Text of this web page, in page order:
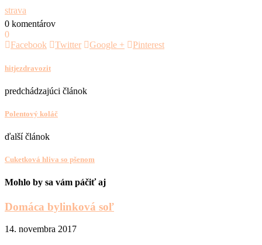
strava
0 komentárov
0
Facebook
Twitter Google + Pinterest
hitjezdravozit
predchádzajúci článok
Polentový koláč
ďalší článok
Cuketková hliva so pšenom
Mohlo by sa vám páčiť aj
Domáca bylinková soľ
14. novembra 2017